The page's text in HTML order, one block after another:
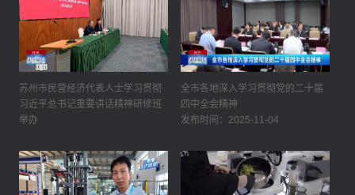
苏州市民营经济代表人士学习贯彻
习近平总书记重要讲话精神研修班
举办
全市各地深入学习贯彻党的二十届
四中全会精神
发布时间：2025-11-04